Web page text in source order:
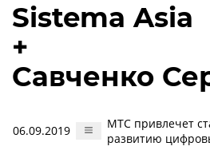
Sistema Asia
+
Савченко
06.09.2019
МТС привлечет
развитию